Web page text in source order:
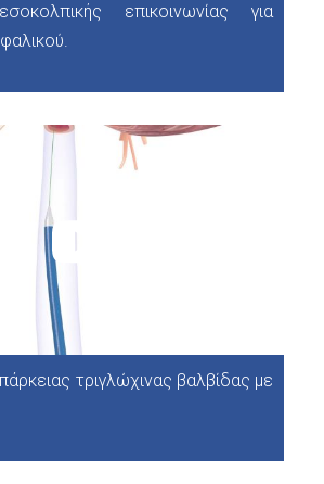
επικοινωνίας για
τριγλώχινας βαλβίδας με